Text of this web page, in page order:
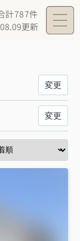
計787件
更新
変更
変更